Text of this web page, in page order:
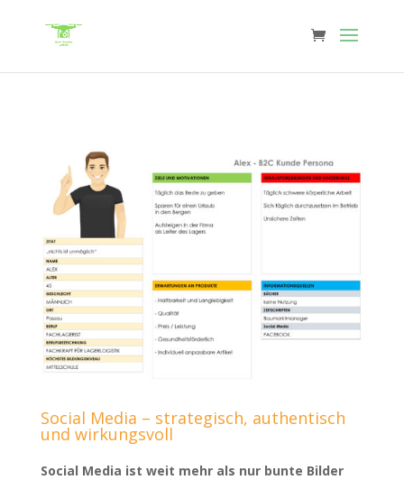
Social Media – strategisch, authentisch
und wirkungsvoll
Social Media ist weit mehr als nur bunte Bilder